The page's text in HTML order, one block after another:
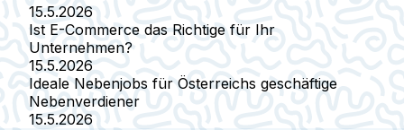
15.5.2026
Ist E-Commerce das Richtige für Ihr
Unternehmen?
15.5.2026
Ideale Nebenjobs für Österreichs geschäftige
Nebenverdiener
15.5.2026